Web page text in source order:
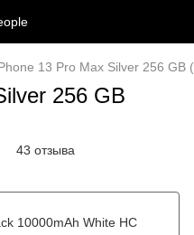
13 Pro Max Silver 256 GB
256 GB
43 отзыва
10000mAh White HC